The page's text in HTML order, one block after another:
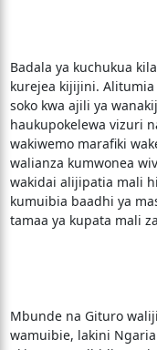
Badala ya kuchukua
kurejea kijijini.
soko kwa ajili ya
haukupokelewa vizuri
wakiwemo marafiki
walianza kumwonea
wakidai alijipatia mali
kumuibia baadhi ya
tamaa ya kupata mali
Mbunde na Gituro
wamuibie, lakini